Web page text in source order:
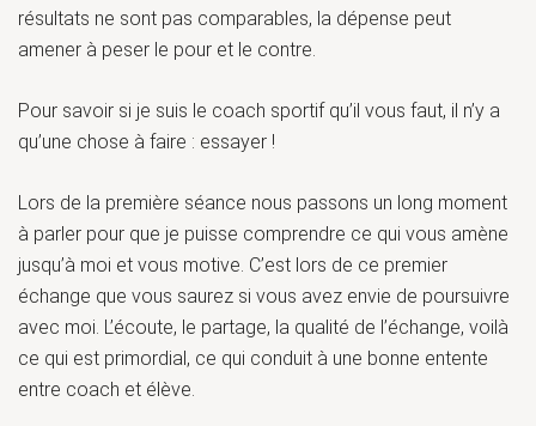
résultats ne sont pas comparables, la dépense peut
amener à peser le pour et le contre.
Pour savoir si je suis le coach sportif qu’il vous faut, il n’y a
qu’une chose à faire : essayer !
Lors de la première séance nous passons un long moment
à parler pour que je puisse comprendre ce qui vous amène
jusqu’à moi et vous motive. C’est lors de ce premier
échange que vous saurez si vous avez envie de poursuivre
avec moi. L’écoute, le partage, la qualité de l’échange, voilà
ce qui est primordial, ce qui conduit à une bonne entente
entre coach et élève.